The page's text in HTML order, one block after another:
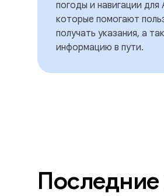
погоды и навигации
которые помогают
получать указания, а
информацию в пути.